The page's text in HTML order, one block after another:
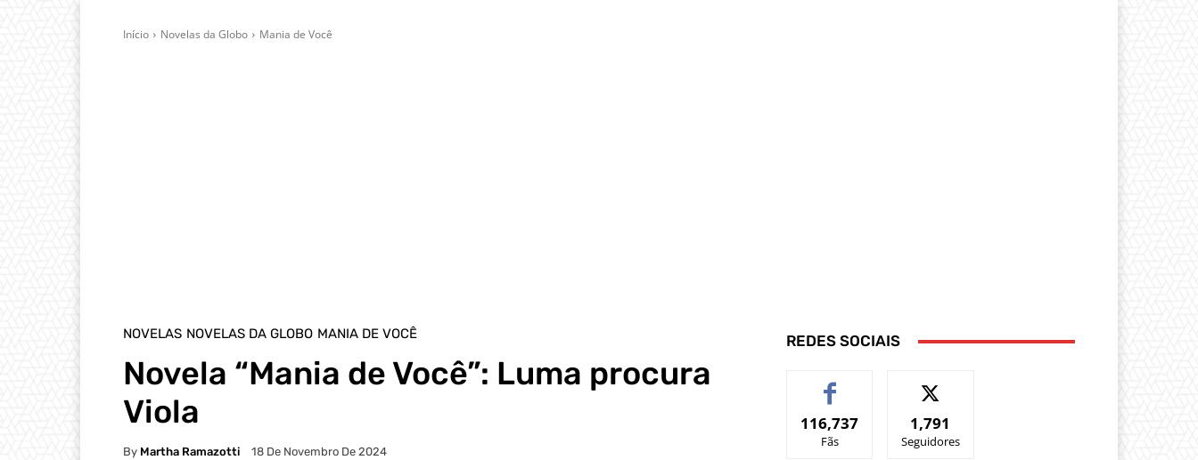
Início Novelas da Globo Mania de Você
NOVELAS NOVELAS DA GLOBO MANIA DE VOCÊ
Novela “Mania de Você”: Luma procura
Viola
By Martha Ramazotti 18 De Novembro De 2024
REDES SOCIAIS
116,737
Fãs
1,791
Seguidores